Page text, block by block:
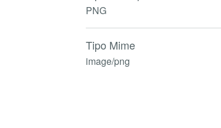
PNG
Tipo Mime
image/png